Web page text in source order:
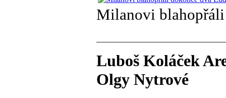
Milanovi
Luboš Koláček
Olgy Nytrové